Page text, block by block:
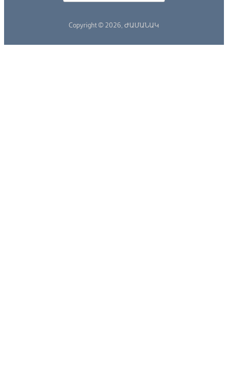
Copyright © 2026, ԺԱՄԱՆԱԿ